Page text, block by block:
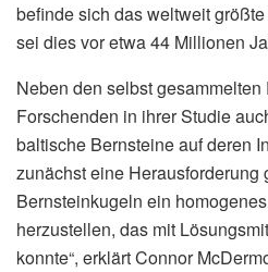
befinde sich das weltweit
sei dies vor etwa 44 Millionen
Neben den selbst
Forschenden in ihrer Studie
baltische Bernsteine auf deren
zunächst eine Herausforderung
Bernsteinkugeln ein
herzustellen, das mit
konnte“, erklärt Connor